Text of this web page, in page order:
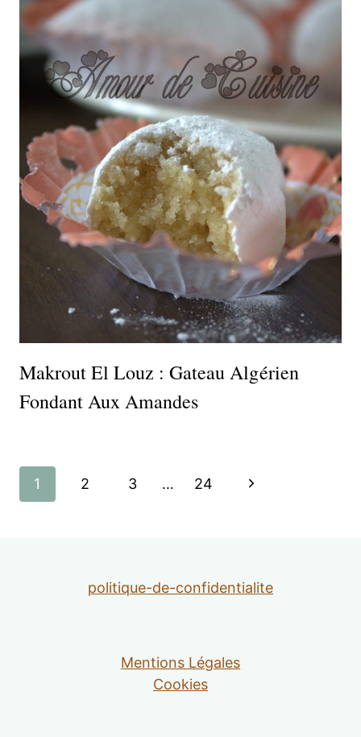
Makrout El Louz : Gateau Algérien
Fondant Aux Amandes
Navigation
1 2 3 … 24
Page
politique-de-confidentialite
Mentions Légales
Cookies